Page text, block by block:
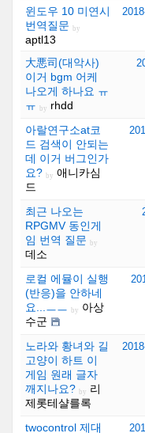
윈도우 10 미연시
번역질문
by
aptl13
大悪司(대악사)
이거 bgm 어케
나오게 하나요 ㅠ
ㅠ
by rhdd
아랄연구소at코
드 검색이 안되는
데 이거 버그인가
요? by 애니카심
드
최근 나오는
RPGMV 동인게
임 번역 질문
by
데소
로컬 에뮬이 실행
(반응)을 안하네
요...ㅡㅡ
by 아상
수군
노라와 황녀와 길
고양이 하트 이
게임 원래 글자
깨지나요? by 리
제롯테샬를록
twocontrol 제대